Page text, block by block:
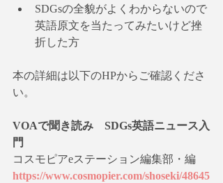
SDGsの全貌がよくわからないので
英語原文を当たってみたいけど挫
折した方
本の詳細は以下のHPからご確認くださ
い。
VOAで聞き読み　SDGs英語ニュース入
門
コスモピアeステーション編集部・編
https://www.cosmopier.com/shoseki/48645